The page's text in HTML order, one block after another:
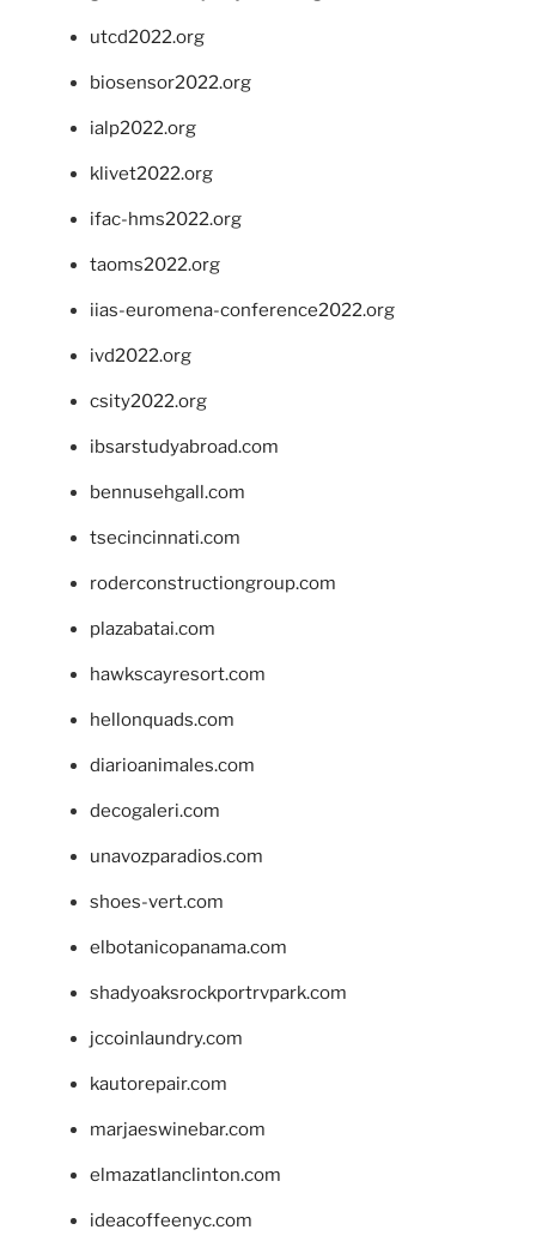
utcd2022.org
biosensor2022.org
ialp2022.org
klivet2022.org
ifac-hms2022.org
taoms2022.org
iias-euromena-conference2022.org
ivd2022.org
csity2022.org
ibsarstudyabroad.com
bennusehgall.com
tsecincinnati.com
roderconstructiongroup.com
plazabatai.com
hawkscayresort.com
hellonquads.com
diarioanimales.com
decogaleri.com
unavozparadios.com
shoes-vert.com
elbotanicopanama.com
shadyoaksrockportrvpark.com
jccoinlaundry.com
kautorepair.com
marjaeswinebar.com
elmazatlanclinton.com
ideacoffeenyc.com